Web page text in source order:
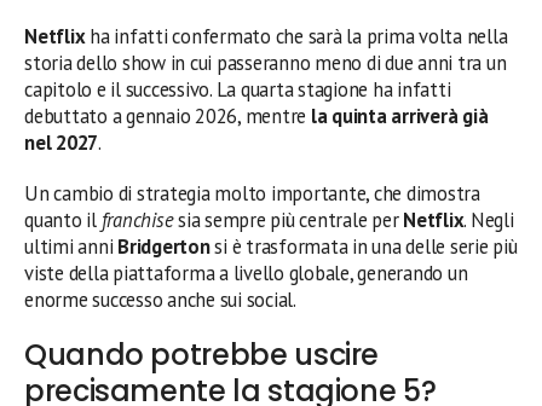
Netflixha infatti confermato che sarà la prima volta nella
storia dello show in cui passeranno meno di due anni tra un
capitolo e il successivo. La quarta stagione ha infatti
debuttato a gennaio 2026, mentre la quinta arriverà già
nel 2027.
Un cambio di strategia molto importante, che dimostra
quanto il franchisesia sempre più centrale perNetflix. Negli
ultimi anni Bridgertonsi è trasformata in una delle serie più
viste della piattaforma a livello globale, generando un
enorme successo anche sui social.
Quando potrebbe uscire
precisamente la stagione 5?